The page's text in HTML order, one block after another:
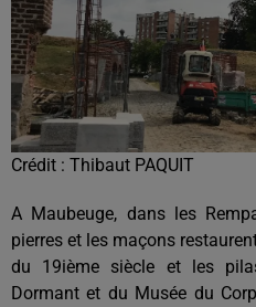
Crédit : Thibaut PAQUIT
A Maubeuge, dans les
pierres et les maçons
du 19ième siècle et les
Dormant et du Musée du